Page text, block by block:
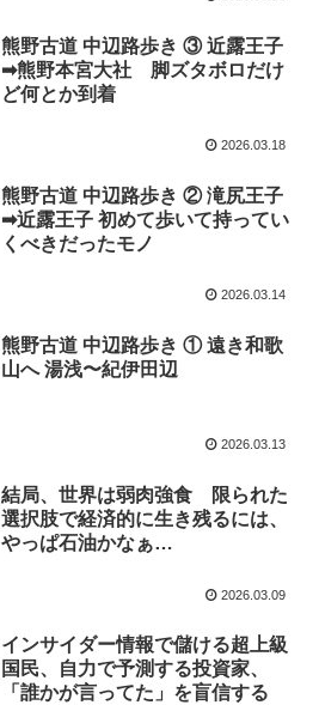
熊野古道 中辺路歩き ③ 近露王子
➡熊野本宮大社 脚ズタボロだけ
ど何とか到着
2026.03.18
熊野古道 中辺路歩き ② 滝尻王子
➡近露王子 初めて歩いて持ってい
くべきだったモノ
2026.03.14
熊野古道 中辺路歩き ① 遠き和歌
山へ 湯浅〜紀伊田辺
2026.03.13
結局、世界は弱肉強食 限られた
選択肢で経済的に生き残るには、
やっぱ石油かなぁ…
2026.03.09
インサイダー情報で儲ける超上級
国民、自力で予測する投資家、
「誰かが言ってた」を盲信する